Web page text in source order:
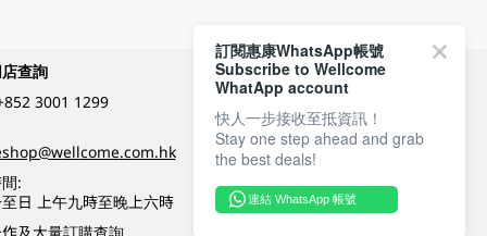
查詢
3001 1299
:
日 上午九時至晚上六時
付款方式
關注我們
訂閱惠康WhatsApp帳號
Subscribe to Wellcome
WhatApp account
快人一步接收至抵資訊！
Stay one step ahead and grab
the best deals!
連結 WhatsApp 帳號